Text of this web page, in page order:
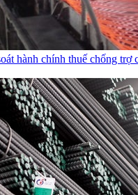
hành chính thuế chống trợ